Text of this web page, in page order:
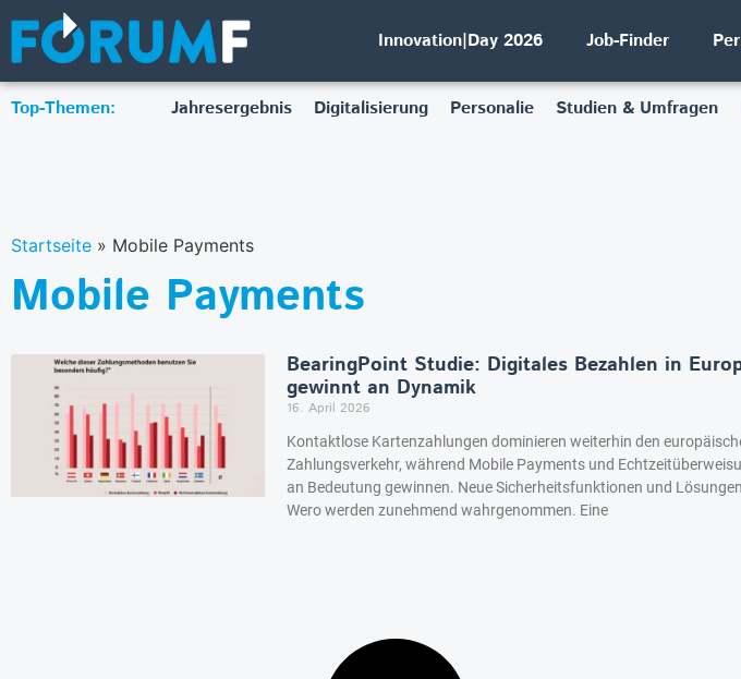
Innovation|Day 2026 Job-Finder
Top-Themen: Jahresergebnis Digitalisierung Personalie Studien & Umfragen
Startseite » Mobile Payments
Mobile Payments
BearingPoint Studie: Digitales Bezahlen in
gewinnt an Dynamik
16. April 2026
Kontaktlose Kartenzahlungen dominieren weiterhin den
Zahlungsverkehr, während Mobile Payments und
an Bedeutung gewinnen. Neue Sicherheitsfunktionen und
Wero werden zunehmend wahrgenommen. Eine